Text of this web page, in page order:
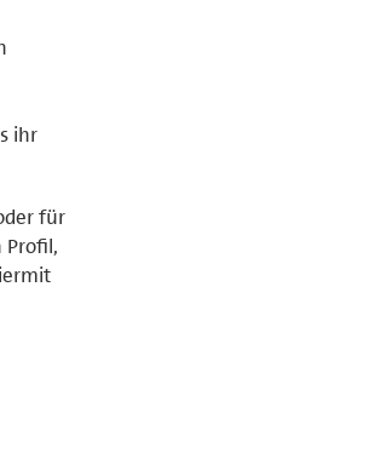
ihr
für
Profil,